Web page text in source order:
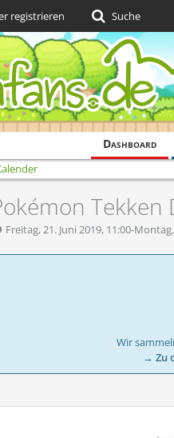
Dashboard
registrieren Suche
Tekken
Freitag, 21. Juni 2019, 11:00-
Wir
→ Zu